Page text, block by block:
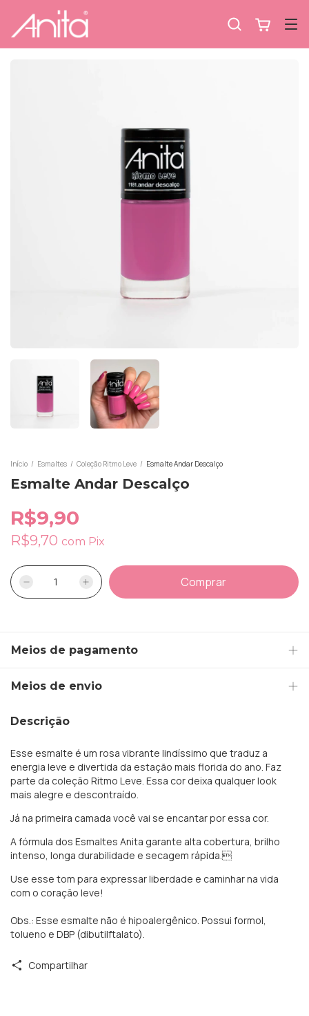
Início / Esmaltes / Coleção Ritmo Leve / Esmalte Andar Descalço
Esmalte Andar Descalço
R$9,90
R$9,70 com Pix
Meios de pagamento
Meios de envio
Descrição
Esse esmalte é um rosa vibrante lindíssimo que traduz a
energia leve e divertida da estação mais florida do ano. Faz
parte da coleção Ritmo Leve. Essa cor deixa qualquer look
mais alegre e descontraído.
Já na primeira camada você vai se encantar por essa cor.
A fórmula dos Esmaltes Anita garante alta cobertura, brilho
intenso, longa durabilidade e secagem rápida.
Use esse tom para expressar liberdade e caminhar na vida
com o coração leve!
Obs.: Esse esmalte não é hipoalergênico. Possui formol,
tolueno e DBP (dibutilftalato).
Compartilhar